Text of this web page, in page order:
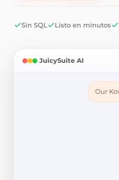
Sin SQL Listo en minutos
JuicySuite AI
Our Kowloon VIPs
this month. Can